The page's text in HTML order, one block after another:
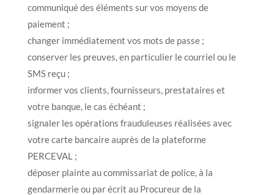
communiqué des éléments sur vos moyens de
paiement ;
changer immédiatement vos mots de passe ;
conserver les preuves, en particulier le courriel ou le
SMS reçu ;
informer vos clients, fournisseurs, prestataires et
votre banque, le cas échéant ;
signaler les opérations frauduleuses réalisées avec
votre carte bancaire auprès de la plateforme
PERCEVAL ;
déposer plainte au commissariat de police, à la
gendarmerie ou par écrit au Procureur de la